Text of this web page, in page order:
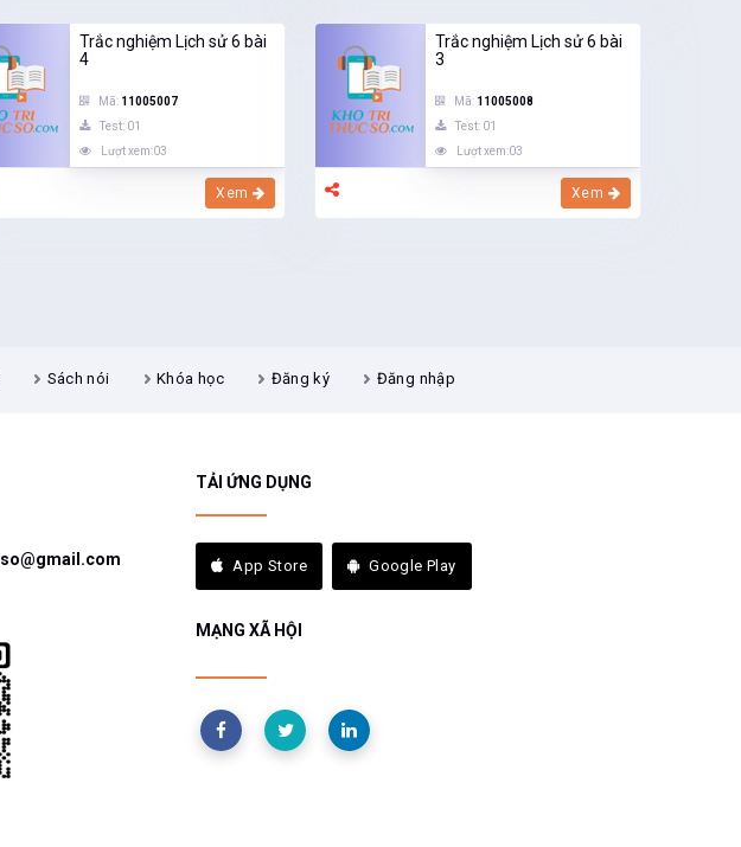
Trắc nghiệm Lịch sử 6 bài
4
Mã: 11005007
Test: 01
Lượt xem:03
Xem
Trắc nghiệm Lịch sử 6 bài
3
Mã: 11005008
Test: 01
Lượt xem:03
Xem
Sách nói Khóa học Đăng ký Đăng nhập
TẢI ỨNG DỤNG
App Store Google Play
MẠNG XÃ HỘI